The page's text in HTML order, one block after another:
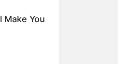
Make You